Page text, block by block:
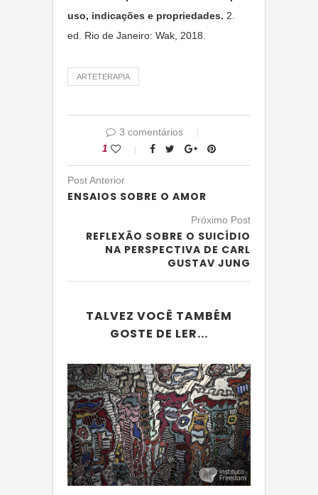
uso, indicações e propriedades. 2.
ed. Rio de Janeiro: Wak, 2018.
ARTETERAPIA
3 comentários
1
Post Anterior
ENSAIOS SOBRE O AMOR
Próximo Post
REFLEXÃO SOBRE O SUICÍDIO
NA PERSPECTIVA DE CARL
GUSTAV JUNG
TALVEZ VOCÊ TAMBÉM
GOSTE DE LER...